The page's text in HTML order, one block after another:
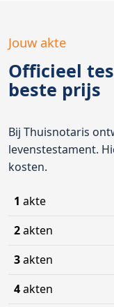
Jouw akte
Officieel
beste prijs
Bij Thuisnotaris
levenstestament.
kosten.
1 akte
2akten
3akten
4akten